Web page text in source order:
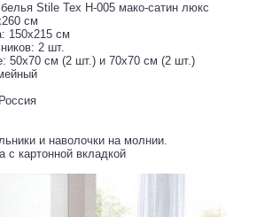
Stile Tex H-005 мако-сатин люкс
см
150х215 см
2 шт.
50х70 см (2 шт.) и 70х70 см (2 шт.)
и наволочки на молнии.
с картонной вкладкой